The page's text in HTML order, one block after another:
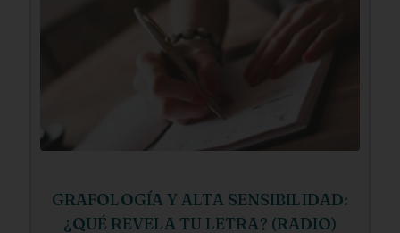
GRAFOLOGÍA Y ALTA SENSIBILIDAD:
¿QUÉ REVELA TU LETRA? (RADIO)